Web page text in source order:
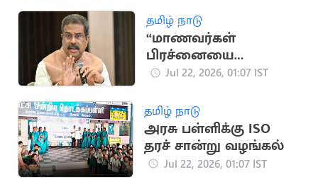
சீமான்
தமிழ் நாடு
“மாணவர்கள்
பிரச்னையை
விவாதிக்க தயார்”..
Jul 22, 2026, 01:07 IST
தமிழ் நாடு
அரசு பள்ளிக்கு ISO
தரச் சான்று வழங்கல்
Jul 22, 2026, 01:07 IST